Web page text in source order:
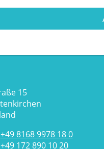
15
+49 8168 9978 18 0
+49 172 890 10 20